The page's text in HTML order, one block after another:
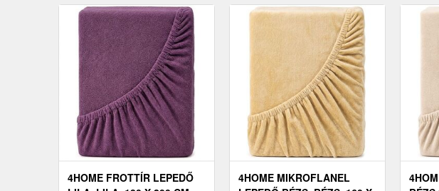
4HOME FROTTÍR LEPEDŐ
4HOME MIKROFLANEL